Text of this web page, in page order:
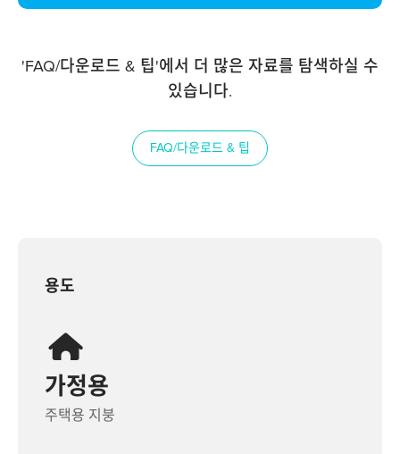
'FAQ/다운로드 & 팁'에서 더 많은 자료를 탐색하실 수
있습니다.
FAQ/다운로드 & 팁
용도
가정용
주택용 지붕